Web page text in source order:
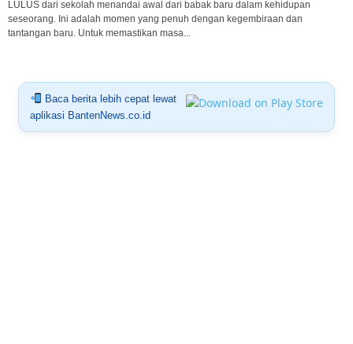
LULUS dari sekolah menandai awal dari babak baru dalam kehidupan
seseorang. Ini adalah momen yang penuh dengan kegembiraan dan
tantangan baru. Untuk memastikan masa...
Baca berita lebih cepat lewat
aplikasi BantenNews.co.id